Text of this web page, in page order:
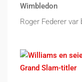
Wimbledon
Roger Federer var